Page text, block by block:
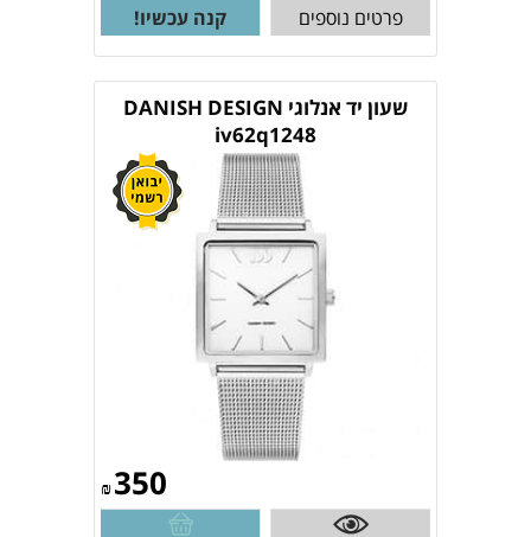
פרטים נוספים קנה עכשיו!
שעון יד אנלוגי DANISH DESIGN
iv62q1248
₪350